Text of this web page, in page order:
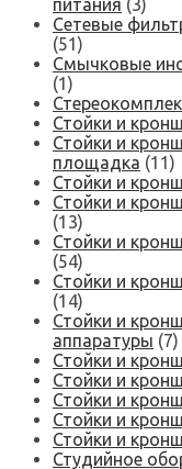
питания (3)
Сетевые
(51)
Смычковые
(1)
Стойки и
Стойки и
площадка (11)
Стойки и
Стойки и
(13)
Стойки и
(54)
Стойки и
(14)
Стойки и
аппаратуры (7)
Стойки и
Стойки и
Стойки и
Стойки и
Стойки и
Студийное